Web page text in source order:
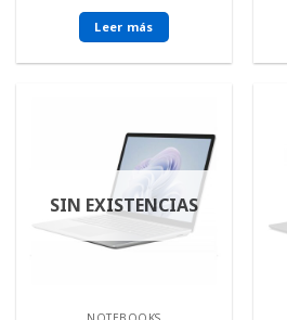
Leer más
SIN EXISTENCIAS